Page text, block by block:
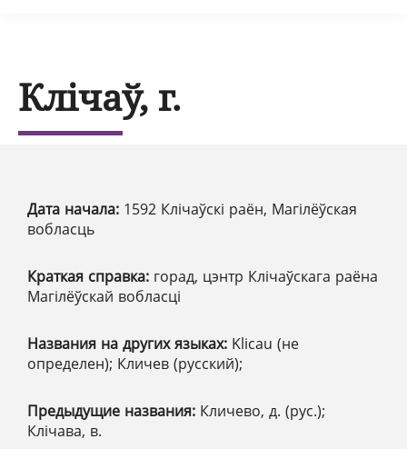
Клічаў, г.
Дата начала: 1592 Клічаўскі раён, Магілёўская
вобласць
Краткая справка: горад, цэнтр Клічаўскага раёна
Магілёўскай вобласці
Названия на других языках: Klicau (не
определен); Кличев (русский);
Предыдущие названия: Кличево, д. (рус.);
Клічава, в.